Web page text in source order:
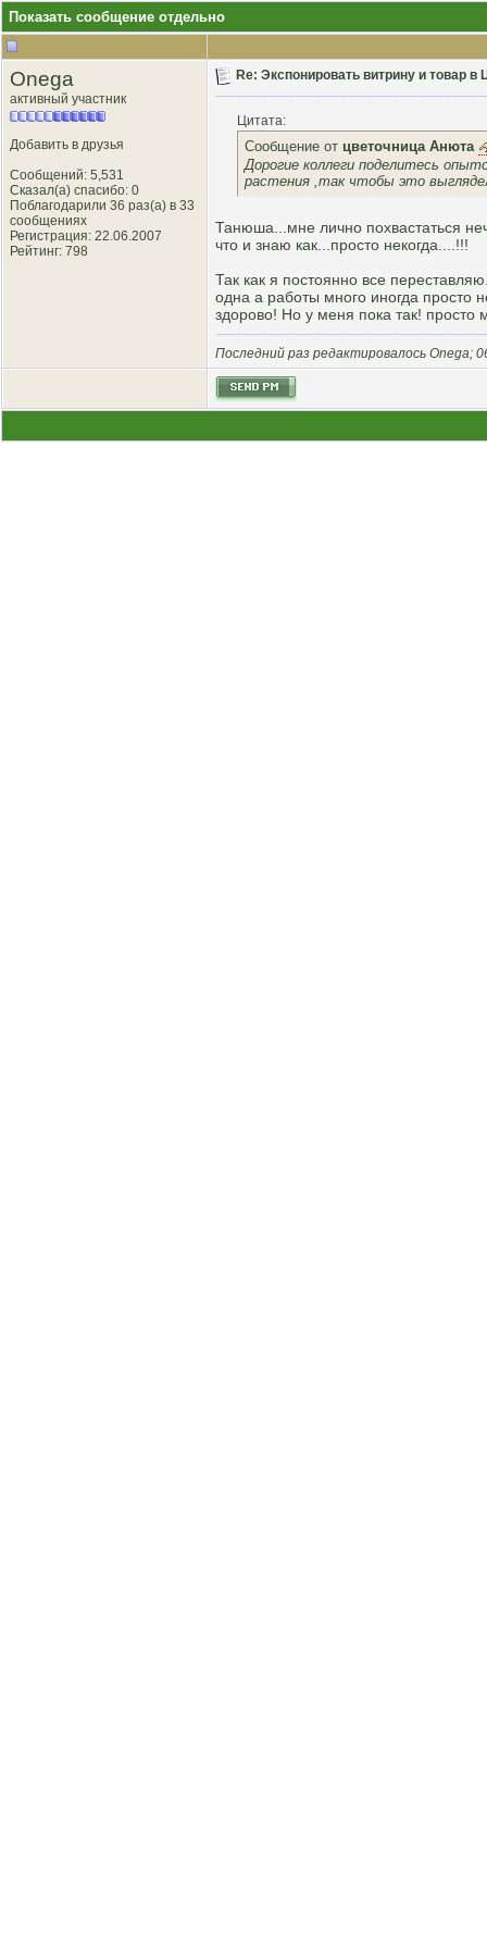
Показать сообщение отдельно
Onega
активный участник
Добавить в друзья
Сообщений: 5,531
Сказал(а) спасибо: 0
Поблагодарили 36 раз(а) в 33
сообщениях
Регистрация: 22.06.2007
Рейтинг: 798
Re: Экспонировать витрину и товар
Цитата:
Сообщение от цветочница Анюта
Дорогие коллеги поделитесь
растения ,так чтобы это
Танюша...мне лично похвастаться
что и знаю как...просто некогда....!!!
Так как я постоянно все
одна а работы много иногда просто
здорово! Но у меня пока так!
Последний раз редактировалось Onega;